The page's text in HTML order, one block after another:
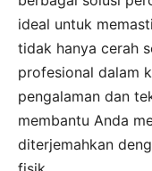
ideal untuk
tidak hanya cerah
profesional dalam
pengalaman dan
membantu Anda
diterjemahkan